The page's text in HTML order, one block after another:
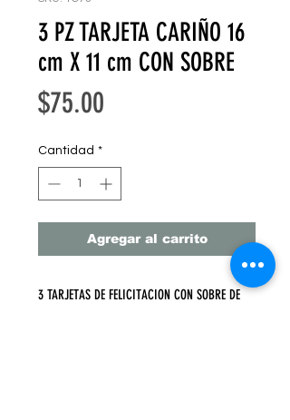
3 PZ TARJETA CARIÑO 16
cm X 11 cm CON SOBRE
$75.00
Cantidad *
Agregar al carrito
3 TARJETAS DE FELICITACION CON SOBRE DE